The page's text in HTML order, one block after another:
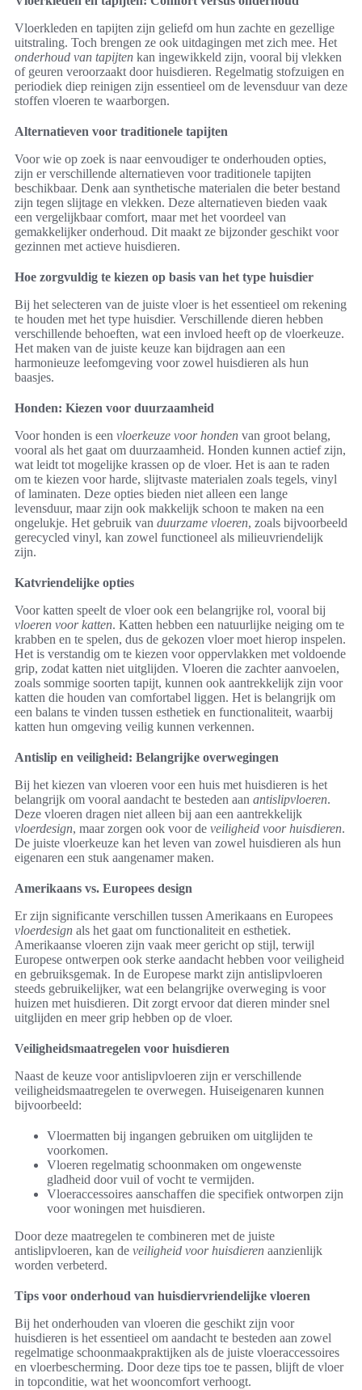
Vloerkleden en tapijten zijn geliefd om hun zachte en gezellige
uitstraling. Toch brengen ze ook uitdagingen met zich mee. Het
onderhoud van tapijten kan ingewikkeld zijn, vooral bij vlekken
of geuren veroorzaakt door huisdieren. Regelmatig stofzuigen en
periodiek diep reinigen zijn essentieel om de levensduur van deze
stoffen vloeren te waarborgen.
Alternatieven voor traditionele tapijten
Voor wie op zoek is naar eenvoudiger te onderhouden opties,
zijn er verschillende alternatieven voor traditionele tapijten
beschikbaar. Denk aan synthetische materialen die beter bestand
zijn tegen slijtage en vlekken. Deze alternatieven bieden vaak
een vergelijkbaar comfort, maar met het voordeel van
gemakkelijker onderhoud. Dit maakt ze bijzonder geschikt voor
gezinnen met actieve huisdieren.
Hoe zorgvuldig te kiezen op basis van het type huisdier
Bij het selecteren van de juiste vloer is het essentieel om rekening
te houden met het type huisdier. Verschillende dieren hebben
verschillende behoeften, wat een invloed heeft op de vloerkeuze.
Het maken van de juiste keuze kan bijdragen aan een
harmonieuze leefomgeving voor zowel huisdieren als hun
baasjes.
Honden: Kiezen voor duurzaamheid
Voor honden is een vloerkeuze voor honden van groot belang,
vooral als het gaat om duurzaamheid. Honden kunnen actief zijn,
wat leidt tot mogelijke krassen op de vloer. Het is aan te raden
om te kiezen voor harde, slijtvaste materialen zoals tegels, vinyl
of laminaten. Deze opties bieden niet alleen een lange
levensduur, maar zijn ook makkelijk schoon te maken na een
ongelukje. Het gebruik van duurzame vloeren, zoals bijvoorbeeld
gerecycled vinyl, kan zowel functioneel als milieuvriendelijk
zijn.
Katvriendelijke opties
Voor katten speelt de vloer ook een belangrijke rol, vooral bij
vloeren voor katten. Katten hebben een natuurlijke neiging om te
krabben en te spelen, dus de gekozen vloer moet hierop inspelen.
Het is verstandig om te kiezen voor oppervlakken met voldoende
grip, zodat katten niet uitglijden. Vloeren die zachter aanvoelen,
zoals sommige soorten tapijt, kunnen ook aantrekkelijk zijn voor
katten die houden van comfortabel liggen. Het is belangrijk om
een balans te vinden tussen esthetiek en functionaliteit, waarbij
katten hun omgeving veilig kunnen verkennen.
Antislip en veiligheid: Belangrijke overwegingen
Bij het kiezen van vloeren voor een huis met huisdieren is het
belangrijk om vooral aandacht te besteden aan antislipvloeren.
Deze vloeren dragen niet alleen bij aan een aantrekkelijk
vloerdesign, maar zorgen ook voor de veiligheid voor huisdieren.
De juiste vloerkeuze kan het leven van zowel huisdieren als hun
eigenaren een stuk aangenamer maken.
Amerikaans vs. Europees design
Er zijn significante verschillen tussen Amerikaans en Europees
vloerdesign als het gaat om functionaliteit en esthetiek.
Amerikaanse vloeren zijn vaak meer gericht op stijl, terwijl
Europese ontwerpen ook sterke aandacht hebben voor veiligheid
en gebruiksgemak. In de Europese markt zijn antislipvloeren
steeds gebruikelijker, wat een belangrijke overweging is voor
huizen met huisdieren. Dit zorgt ervoor dat dieren minder snel
uitglijden en meer grip hebben op de vloer.
Veiligheidsmaatregelen voor huisdieren
Naast de keuze voor antislipvloeren zijn er verschillende
veiligheidsmaatregelen te overwegen. Huiseigenaren kunnen
bijvoorbeeld:
Vloermatten bij ingangen gebruiken om uitglijden te
voorkomen.
Vloeren regelmatig schoonmaken om ongewenste
gladheid door vuil of vocht te vermijden.
Vloeraccessoires aanschaffen die specifiek ontworpen zijn
voor woningen met huisdieren.
Door deze maatregelen te combineren met de juiste
antislipvloeren, kan de veiligheid voor huisdieren aanzienlijk
worden verbeterd.
Tips voor onderhoud van huisdiervriendelijke vloeren
Bij het onderhouden van vloeren die geschikt zijn voor
huisdieren is het essentieel om aandacht te besteden aan zowel
regelmatige schoonmaakpraktijken als de juiste vloeraccessoires
en vloerbescherming. Door deze tips toe te passen, blijft de vloer
in topconditie, wat het wooncomfort verhoogt.